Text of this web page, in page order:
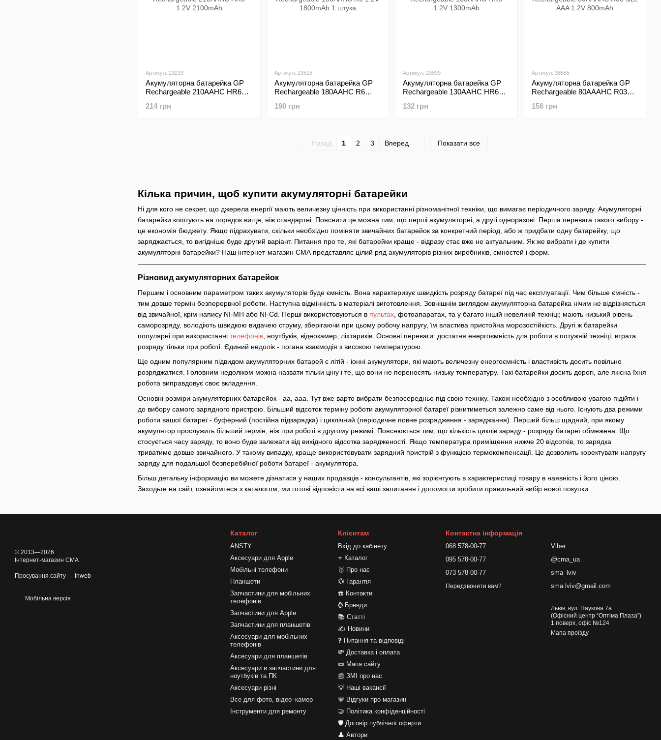
Кілька причин, щоб купити акумуляторні батарейки
Ні для кого не секрет, що джерела енергії мають величезну цінність при використанні різноманітної техніки, що вимагає періодичного заряду. Акумуляторні
батарейки коштують на порядок вище, ніж стандартні. Пояснити це можна тим, що перші акумуляторні, а другі одноразові. Перша перевага такого вибору -
це економія бюджету. Якщо підрахувати, скільки необхідно поміняти звичайних батарейок за конкретний період, або ж придбати одну батарейку, що
заряджається, то вигідніше буде другий варіант. Питання про те, які батарейки краще - відразу стає вже не актуальним. Як же вибрати і де купити
акумуляторні батарейки? Наш інтернет-магазин СМА представляє цілий ряд акумуляторів різних виробників, ємностей і форм.
Різновид акумуляторних батарейок
Першим і основним параметром таких акумуляторів буде ємність. Вона характеризує швидкість розряду батареї під час експлуатації. Чим більше ємність -
тим довше термін безперервної роботи. Наступна відмінність в матеріалі виготовлення. Зовнішнім виглядом акумуляторна батарейка нічим не відрізняється
від звичайної, крім напису NI-MH або NI-Cd. Перші використовуються в пультах , фотоапаратах, та у багато іншій невеликій техніці; мають низький рівень
саморозряду, володіють швидкою видачею струму, зберігаючи при цьому робочу напругу, їм властива пристойна морозостійкість. Другі ж батарейки
популярні при використанні телефонів , ноутбуків, відеокамер, ліхтариків. Основні переваги: достатня енергоємність для роботи в потужній техніці; втрата
розряду тільки при роботі. Єдиний недолік - погана взаємодія з високою температурою.
Ще одним популярним підвидом акумуляторних батарей є літій - іонні акумулятори, які мають величезну енергоємність і властивість досить повільно
розряджатися. Головним недоліком можна назвати тільки ціну і те, що вони не переносять низьку температуру. Такі батарейки досить дорогі, але якісна їхня
робота виправдовує своє вкладення.
Основні розміри акумуляторних батарейок - аа, ааа. Тут вже варто вибрати безпосередньо під свою техніку. Також необхідно з особливою увагою підійти і
до вибору самого зарядного пристрою. Більший відсоток терміну роботи акумуляторної батареї різнитиметься залежно саме від нього. Існують два режими
роботи вашої батареї - буферний (постійна підзарядка) і циклічний (періодичне повне розрядження - заряджання). Перший більш щадний, при якому
акумулятор прослужить більший термін, ніж при роботі в другому режимі. Пояснюється тим, що кількість циклів заряду - розряду батареї обмежена. Що
стосується часу заряду, то воно буде залежати від вихідного відсотка зарядженості. Якщо температура приміщення нижче 20 відсотків, то зарядка
триватиме довше звичайного. У такому випадку, краще використовувати зарядний пристрій з функцією термокомпенсації. Це дозволить коректувати напругу
заряду для подальшої безперебійної роботи батареї - акумулятора.
Більш детальну інформацію ви можете дізнатися у наших продавців - консультантів, які зорієнтують в характеристиці товару в наявність і його ціною.
Заходьте на сайт, ознайомтеся з каталогом, ми готові відповісти на всі ваші запитання і допомогти зробити правильний вибір нової покупки.
Артикул: 23233
Акумуляторна батарейка GP
Rechargeable 210AAHC HR6
214 грн
Артикул: 23516
Акумуляторна батарейка GP
Rechargeable 180AAHC R6
190 грн
Артикул: 29899
Акумуляторна батарейка GP
Rechargeable 130AAHC HR6
132 грн
Артикул: 38555
Акумуляторна батарейка GP
Rechargeable 80AAAHC R03
156 грн
Назад 1 2 3 Вперед Показати все
© 2013—2026
Інтернет-магазин CMA
Просування сайту — Inweb
Мобільна версія
Каталог
ANSTY
Аксесуари для Apple
Мобільні телефони
Планшети
Запчастини для мобільних
телефонів
Запчастини для Apple
Запчастини для планшетів
Аксесуари для мобільних
телефонів
Аксесуари для планшетів
Аксесуари и запчастини для
ноутбуків та ПК
Аксесуари різні
Все для фото, відео–камер
Інструменти для ремонту
Клієнтам
Вхід до кабінету
⭐ Каталог
🥇 Про нас
💱 Гарантія
☎️ Контакти
⌚ Бренди
📚 Статті
✍ Новини
❓ Питання та відповіді
💸 Доставка і оплата
📜 Мапа сайту
📰 ЗМІ про нас
💡 Наші вакансії
💬 Відгуки про магазин
🤝 Політика конфіденційності
🛡️ Договір публічної оферти
👤 Автори
Контактна інформація
068 578-00-77
095 578-00-77
073 578-00-77
Передзвонити вам?
Viber
@cma_ua
sma_lviv
sma.lviv@gmail.com
Львів, вул. Наукова 7а
(Офісний центр “Оптіма Плаза”)
1 поверх, офіс №124
Мапа проїзду